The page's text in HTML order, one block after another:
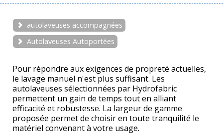
autolaveuses accompagnées
Autolaveuses Autoportées
Pour répondre aux exigences de propreté actuelles,
le lavage manuel n'est plus suffisant. Les
autolaveuses sélectionnées par Hydrofabric
permettent un gain de temps tout en alliant
efficacité et robustesse. La largeur de gamme
proposée permet de choisir en toute tranquilité le
matériel convenant à votre usage.